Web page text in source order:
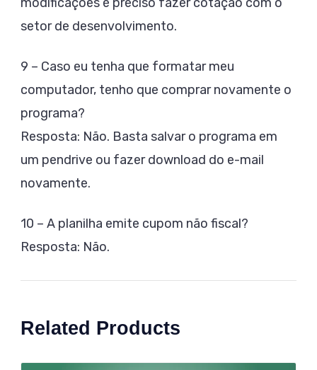
setor de desenvolvimento.
9 – Caso eu tenha que formatar meu
computador, tenho que comprar novamente o
programa?
Resposta: Não. Basta salvar o programa em
um pendrive ou fazer download do e-mail
novamente.
10 – A planilha emite cupom não fiscal?
Resposta: Não.
Related Products